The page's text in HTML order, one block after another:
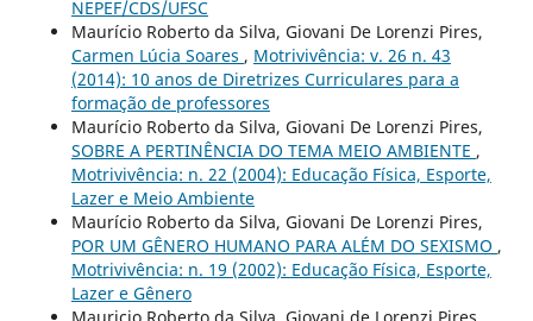
NEPEF/CDS/UFSC
Maurício Roberto da Silva, Giovani De Lorenzi Pires,
Carmen Lúcia Soares , Motrivivência: v. 26 n. 43
(2014): 10 anos de Diretrizes Curriculares para a
formação de professores
Maurício Roberto da Silva, Giovani De Lorenzi Pires,
SOBRE A PERTINÊNCIA DO TEMA MEIO AMBIENTE ,
Motrivivência: n. 22 (2004): Educação Física, Esporte,
Lazer e Meio Ambiente
Maurício Roberto da Silva, Giovani De Lorenzi Pires,
POR UM GÊNERO HUMANO PARA ALÉM DO SEXISMO ,
Motrivivência: n. 19 (2002): Educação Física, Esporte,
Lazer e Gênero